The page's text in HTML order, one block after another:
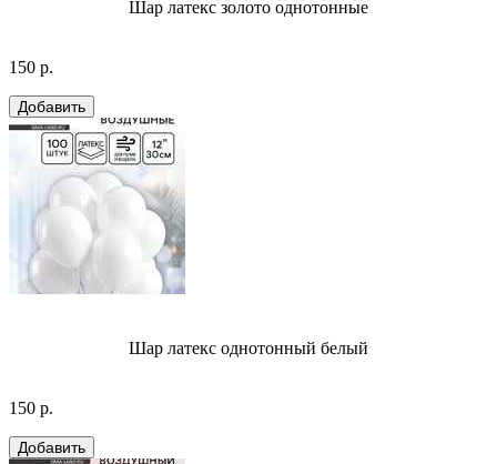
Шар латекс золото однотонные
150 р.
Шар латекс однотонный белый
150 р.